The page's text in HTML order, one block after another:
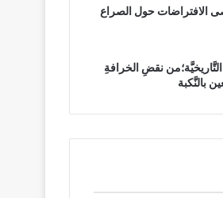
الافتراضات حول الصراع
نقضِ الخرافةِ
بالنَّكبة